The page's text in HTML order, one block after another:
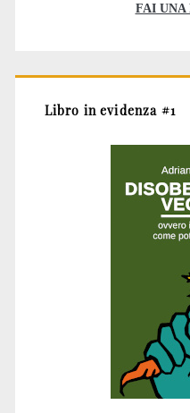
FAI UNA
Libro in evidenza #1